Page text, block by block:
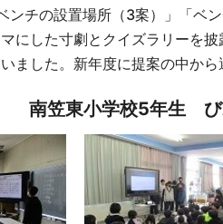
ンチの設置場所（3案）」「ベ
にした寸劇とクイズラリーを
ました。新年度に提案の中から
南笠東小学校5年生 び